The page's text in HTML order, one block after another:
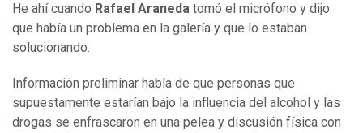
He ahí cuando Rafael Araneda tomó el micrófono y dijo
que había un problema en la galería y que lo estaban
solucionando.
Información preliminar habla de que personas que
supuestamente estarían bajo la influencia del alcohol y las
drogas se enfrascaron en una pelea y discusión física con